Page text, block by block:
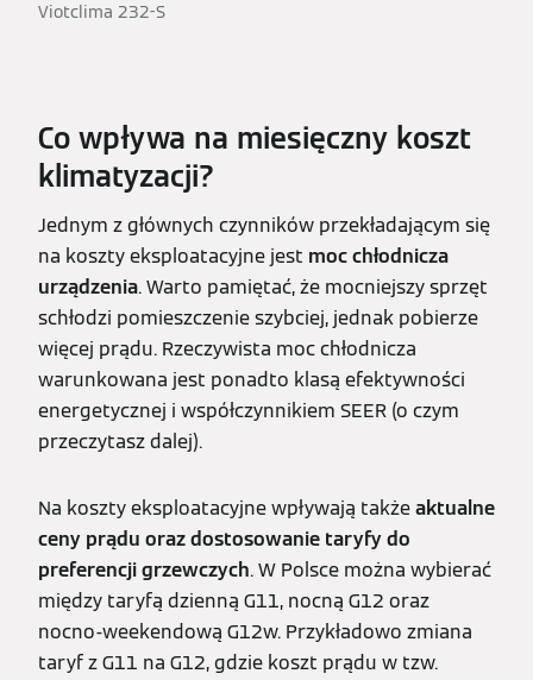
Viotclima 232-S
Co wpływa na miesięczny koszt
klimatyzacji?
Jednym z głównych czynników przekładającym się
na koszty eksploatacyjne jest moc chłodnicza
urządzenia. Warto pamiętać, że mocniejszy sprzęt
schłodzi pomieszczenie szybciej, jednak pobierze
więcej prądu. Rzeczywista moc chłodnicza
warunkowana jest ponadto klasą efektywności
energetycznej i współczynnikiem SEER (o czym
przeczytasz dalej).
Na koszty eksploatacyjne wpływają takżeaktualne
ceny prądu oraz dostosowanie taryfy do
preferencji grzewczych. W Polsce można wybierać
między taryfą dzienną G11, nocną G12 oraz
nocno-weekendową G12w. Przykładowo zmiana
taryf z G11 na G12, gdzie koszt prądu w tzw.